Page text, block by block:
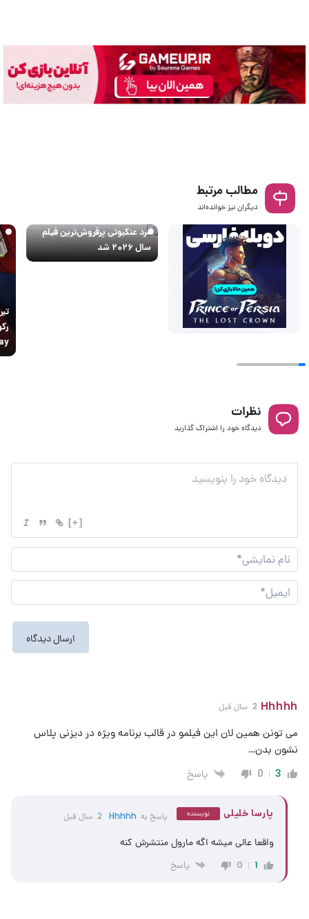
مطالب مرتبط
دیگران نیز خوانده‌اند
مرد عنکبوتی پرفروش‌ترین فیلم
سال ۲۰۲۶ شد
نظرات
دیدگاه خود را اشتراک گذارید
[+]
نام
Hhhhh 2 سال قبل
می تونن همین لان این فیلمو در قالب برنامه ویژه در دیزنی پلاس
نشون بدن…
3
0 پاسخ
پارسا خلیلی نویسنده پاسخ به Hhhhh 2 سال قبل
واقعا عالی میشه اگه مارول منتشرش کنه
1
0 پاسخ